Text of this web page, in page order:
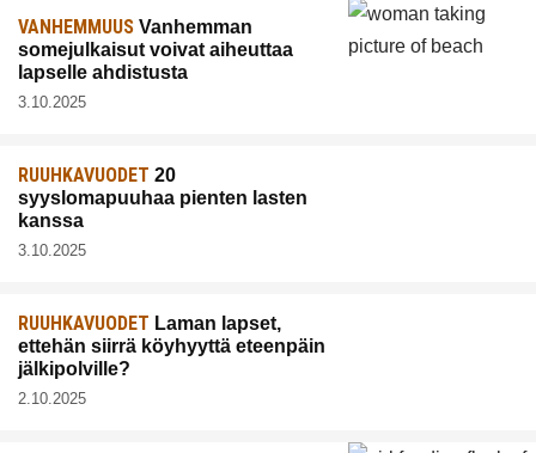
VANHEMMUUS Vanhemman
somejulkaisut voivat aiheuttaa
lapselle ahdistusta
3.10.2025
RUUHKAVUODET 20
syyslomapuuhaa pienten lasten
kanssa
3.10.2025
RUUHKAVUODET Laman lapset,
ettehän siirrä köyhyyttä eteenpäin
jälkipolville?
2.10.2025